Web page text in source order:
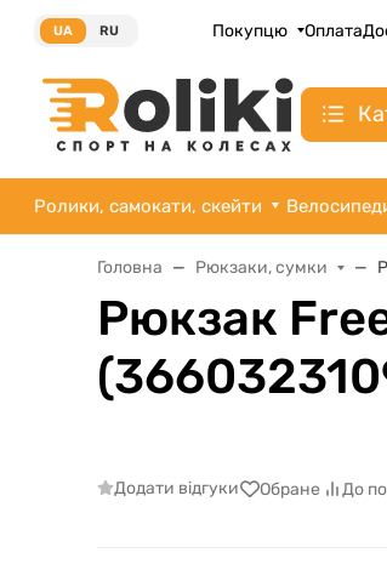
UA RU Покупцю Оплата
Ролики, самокати, скейти
Головна Рюкзаки, сумки
Рюкзак
Додати відгуки Обране До